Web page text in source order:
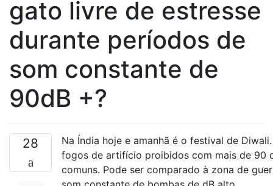
gato livre de estresse
durante períodos de
som constante de
90dB +?
28
Na Índia hoje e amanhã é o festival de
fogos de artifício proibidos com mais de 90
comuns. Pode ser comparado à zona de